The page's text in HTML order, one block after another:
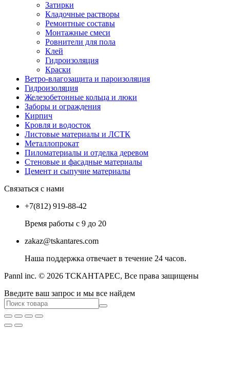
Затирки
Кладочные растворы
Ремонтные составы
Монтажные смеси
Ровнители для пола
Клей
Гидроизоляция
Краски
Ветро-влагозащита и пароизоляция
Гидроизоляция
Железобетонные кольца и люки
Заборы и ограждения
Кирпич
Кровля и водосток
Листовые материалы и ЛСТК
Металлопрокат
Пиломатериалы и отделка деревом
Стеновые и фасадные материалы
Цемент и сыпучие материалы
Связаться с нами
+7(812) 919-88-42
Время работы с 9 до 20
zakaz@tskantares.com
Наша поддержка отвечает в течение 24 часов.
Pannl inc. © 2026 ТСКАНТАРЕС, Все права защищены
Введите ваш запрос и мы все найдем